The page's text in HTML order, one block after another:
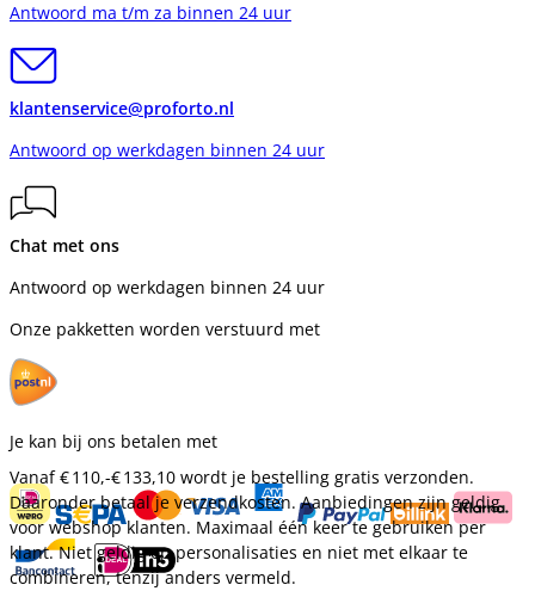
Antwoord ma t/m za binnen 24 uur
klantenservice@proforto.nl
Antwoord op werkdagen binnen 24 uur
Chat met ons
Antwoord op werkdagen binnen 24 uur
Onze pakketten worden verstuurd met
Je kan bij ons betalen met
Vanaf€ 110,-€ 133,10 wordt je bestelling gratis verzonden.
Daaronder betaal je verzendkosten. Aanbiedingen zijn geldig
voor webshop klanten. Maximaal één keer te gebruiken per
klant. Niet geldig op personalisaties en niet met elkaar te
combineren, tenzij anders vermeld.